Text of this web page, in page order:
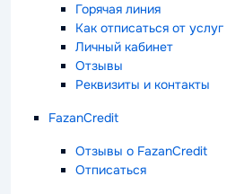
Горячая линия
Как отписаться от услуг
Личный кабинет
Отзывы
Реквизиты и контакты
FazanCredit
Отзывы о FazanCredit
Отписаться